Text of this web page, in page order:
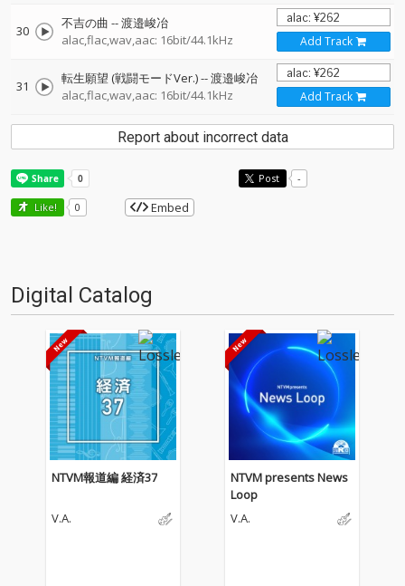
30 不吉の曲 --渡邉峻冶
alac,flac,wav,aac: 16bit/44.1kHz
Add Track
31 転生願望 (戦闘モードVer.)--渡邉峻冶
alac,flac,wav,aac: 16bit/44.1kHz
Add Track
Report about incorrect data
Post -
Like! 0 Embed
Digital Catalog
NTVM報道編 経済37
V.A.
NTVM presents News
Loop
V.A.